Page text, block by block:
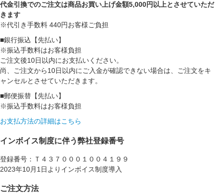
代金引換でのご注文は商品お買い上げ金額5,000円以上とさせていただ
きます
※代引き手数料 440円お客様ご負担
■銀行振込【先払い】
※振込手数料はお客様負担
ご注文後10日以内にお支払いください。
尚、ご注文から10日以内にご入金が確認できない場合は、ご注文をキ
ャンセルとさせていただきます。
■郵便振替【先払い】
※振込手数料はお客様負担
お支払方法の詳細はこちら
インボイス制度に伴う弊社登録番号
登録番号：Ｔ４３７０００１００４１９９
2023年10月1日よりインボイス制度導入
ご注文方法